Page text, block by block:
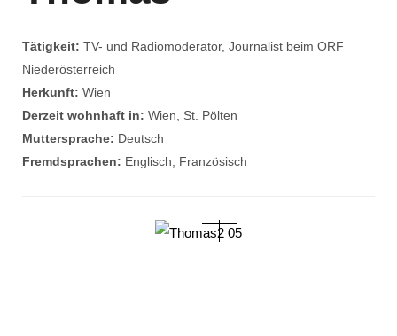
Tätigkeit: TV- und Radiomoderator, Journalist beim ORF
Niederösterreich
Herkunft: Wien
Derzeit wohnhaft in: Wien, St. Pölten
Muttersprache: Deutsch
Fremdsprachen: Englisch, Französisch